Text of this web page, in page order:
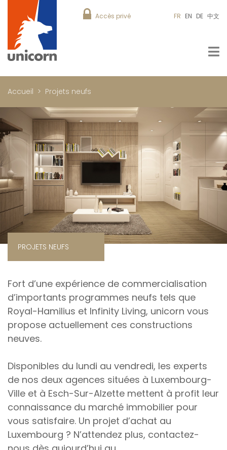
Accès privé FR EN DE 中文
Accueil Projets neufs
PROJETS NEUFS
Fort d’une expérience de commercialisation
d’importants programmes neufs tels que
Royal-Hamilius et Infinity Living, unicorn vous
propose actuellement ces constructions
neuves.
Disponibles du lundi au vendredi, les experts
de nos deux agences situées à Luxembourg-
Ville et à Esch-Sur-Alzette mettent à profit leur
connaissance du marché immobilier pour
vous satisfaire. Un projet d’achat au
Luxembourg ? N’attendez plus, contactez-